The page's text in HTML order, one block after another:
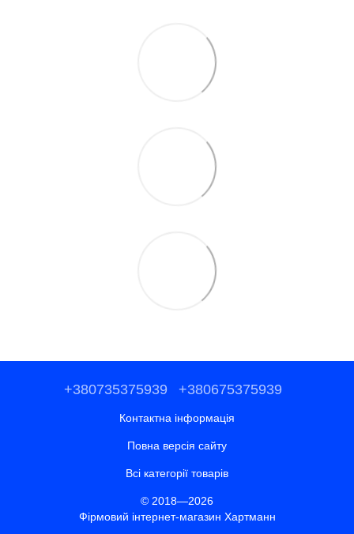
+380735375939 +380675375939
Контактна інформація
Повна версія сайту
Всі категорії товарів
© 2018—2026
Фірмовий інтернет-магазин Хартманн